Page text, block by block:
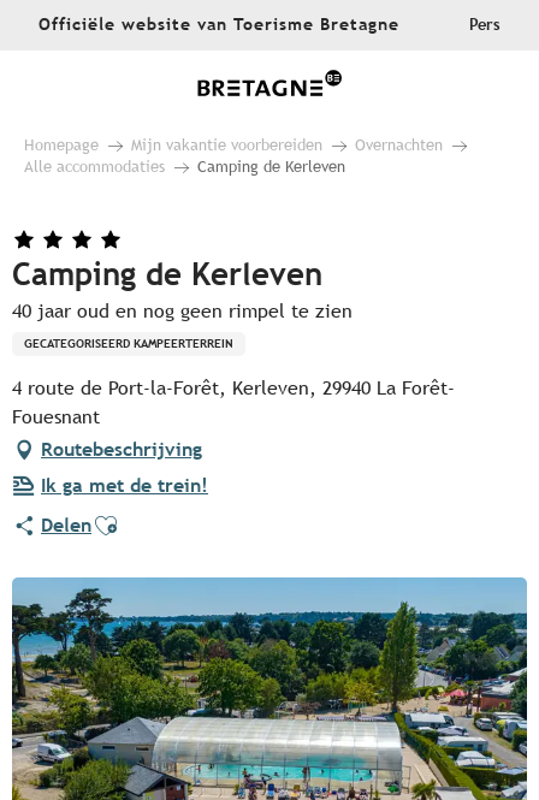
AllerOfficiële website van Toerisme Bretagne Pers
Homepage Mijn vakantie voorbereiden
Overnachten
Alle accommodaties
Camping de Kerleven
Camping de Kerleven
40 jaar oud en nog geen rimpel te zien
GECATEGORISEERD KAMPEERTERREIN
4 route de Port-la-Forêt, Kerleven, 29940 La Forêt-
Fouesnant
Routebeschrijving
Ik ga met de trein!
DelenAjouter aux favoris